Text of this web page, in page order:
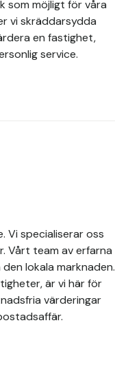
som möjligt för våra
vi skräddarsydda
en fastighet,
service.
Vi specialiserar oss
Vårt team av erfarna
lokala marknaden.
är vi här för
värderingar